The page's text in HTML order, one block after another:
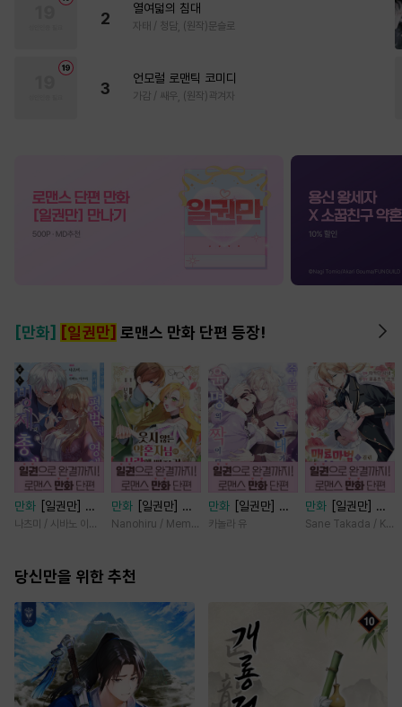
2
열여덟의 침대
자태 / 청담, (원작)문슬로
3
언모럴 로맨틱 코미디
가감 / 쌔우, (원작)곽겨자
[만화] [일권만] 로맨스 만화 단편 등장!
만화
[일권만] 모
든 것을 포기한 평
는다 [단행본]
나츠미 / 시바노 이즈미
만화
[일권만] 웃
지 않는 약혼자님
습니다 [단행본]
Nanohiru / Memeko
만화
[일권만] 죽
을 뻔한 늑대가 운
카놀라 유
만화
[일권만] 매
료 마법에 걸린 척
Sane Takada /
당신만을 위한 추천